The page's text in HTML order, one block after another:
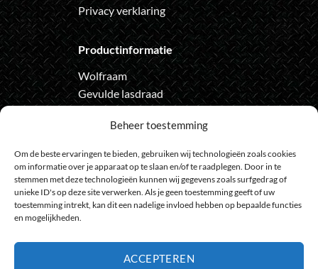
Beheer toestemming
Om de beste ervaringen te bieden, gebruiken wij technologieën zoals cookies
om informatie over je apparaat op te slaan en/of te raadplegen. Door in te
stemmen met deze technologieën kunnen wij gegevens zoals surfgedrag of
unieke ID's op deze site verwerken. Als je geen toestemming geeft of uw
toestemming intrekt, kan dit een nadelige invloed hebben op bepaalde functies
en mogelijkheden.
ACCEPTEREN
Privacy verklaring
Productinformatie
Wolfraam
Gevulde lasdraad
Onze nieuwsbrief
Meld je aan voor de nieuwsbrief
en loop geen actie meer mis